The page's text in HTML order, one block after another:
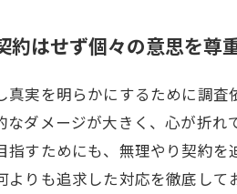
約はせず個々の意思を尊
真実を明らかにするために調
なダメージが大きく、心が折
指すためにも、無理やり契約
よりも追求した対応を徹底し